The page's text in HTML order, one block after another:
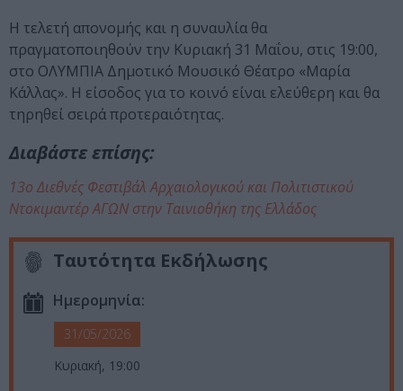
Η τελετή απονομής και η συναυλία θα
πραγματοποιηθούν την Κυριακή 31 Μαΐου, στις 19:00,
στο ΟΛΥΜΠΙΑ Δημοτικό Μουσικό Θέατρο «Μαρία
Κάλλας». Η είσοδος για το κοινό είναι ελεύθερη και θα
τηρηθεί σειρά προτεραιότητας.
Διαβάστε επίσης:
13ο Διεθνές Φεστιβάλ Αρχαιολογικού και Πολιτιστικού
Ντοκιμαντέρ ΑΓΩΝ στην Ταινιοθήκη της Ελλάδος
Ταυτότητα Εκδήλωσης
Ημερομηνία:
31/05/2026
Κυριακή, 19:00